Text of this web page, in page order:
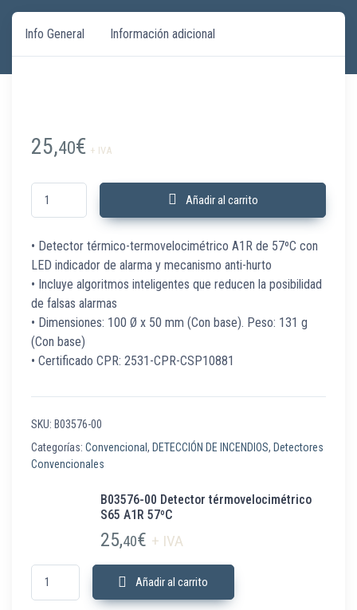
Info General Información adicional
25,40€ + IVA
B03576-00 Detector térmovelocimétrico S65 A1R 57ºC cantidad
Añadir al carrito
• Detector térmico-termovelocimétrico A1R de 57ºC con
LED indicador de alarma y mecanismo anti-hurto
• Incluye algoritmos inteligentes que reducen la posibilidad
de falsas alarmas
• Dimensiones: 100 Ø x 50 mm (Con base). Peso: 131 g
(Con base)
• Certificado CPR: 2531-CPR-CSP10881
SKU: B03576-00
Categorías: Convencional , DETECCIÓN DE INCENDIOS, Detectores
Convencionales
B03576-00 Detector térmovelocimétrico
S65 A1R 57ºC
25,40€ + IVA
B03576-00 Detector térmovelocimétrico S65 A1R 57ºC cantidad
Añadir al carrito